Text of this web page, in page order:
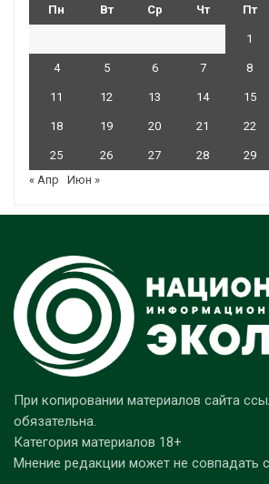
Пн Вт Ср Чт Пт
1
4 5 6 7 8
11 12 13 14 15
18 19 20 21 22
25 26 27 28 29
« Апр
Июн »
При копировании материалов сайта
обязательна.
Категория материалов 18+
Мнение редакции может не совпадать